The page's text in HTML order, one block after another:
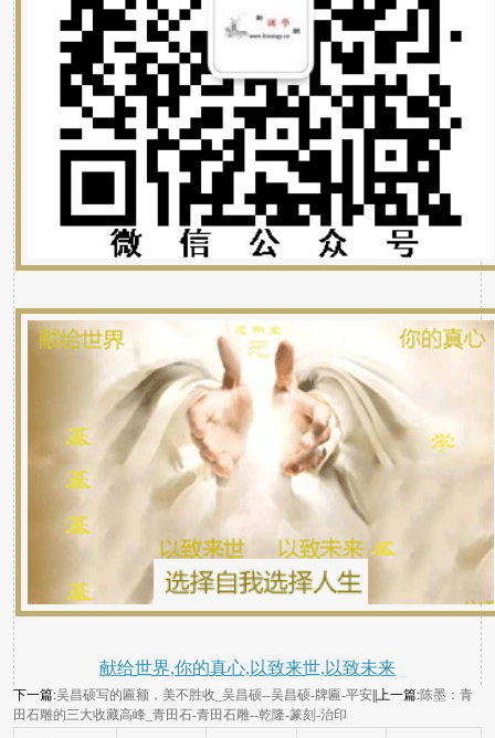
献给世界,你的真心,以致来世,以致未来
下一篇:吴昌硕写的匾额，美不胜收_吴昌硕--吴昌硕-牌匾-平安 ||上一篇:陈墨：青
田石雕的三大收藏高峰_青田石-青田石雕--乾隆-篆刻-治印